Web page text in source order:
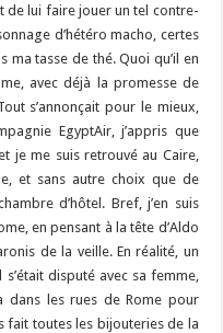
de lui faire jouer un tel contre-
d’hétéro macho, certes
ma tasse de thé. Quoi qu’il en
avec déjà la promesse de
s’annonçait pour le mieux,
EgyptAir, j’appris que
je me suis retrouvé au Caire,
et sans autre choix que de
d’hôtel. Bref, j’en suis
en pensant à la tête d’Aldo
de la veille. En réalité, un
disputé avec sa femme,
dans les rues de Rome pour
fait toutes les bijouteries de la